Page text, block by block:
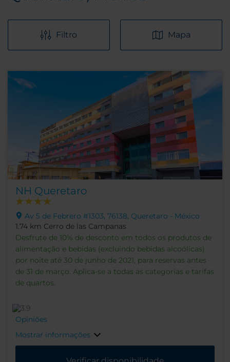
Filtro Mapa
NH Queretaro
Av 5 de Febrero #1303, 76138, Queretaro - México
1.74 km Cerro de las Campanas
Desfrute de 10% de desconto em todos os produtos de
alimentação e bebidas (excluindo bebidas alcoólicas)
por noite até 30 de junho de 2021, para reservas antes
de 31 de março. Aplica-se a todas as categorias e tarifas
de quartos.
Opiniões
Mostrar informações